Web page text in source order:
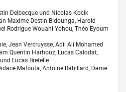
Delbecque und Nicolas Kocik
Maxime Destin Bidounga, Harold
Rodrigue Wouahi Yohou, Théo Eyoum
Jean Vercruysse, Adil Ali Mohamed
Quentin Harhouz, Lucas Calodat,
Lucas Bretelle
Mafouta, Antoine Rabillard, Dame